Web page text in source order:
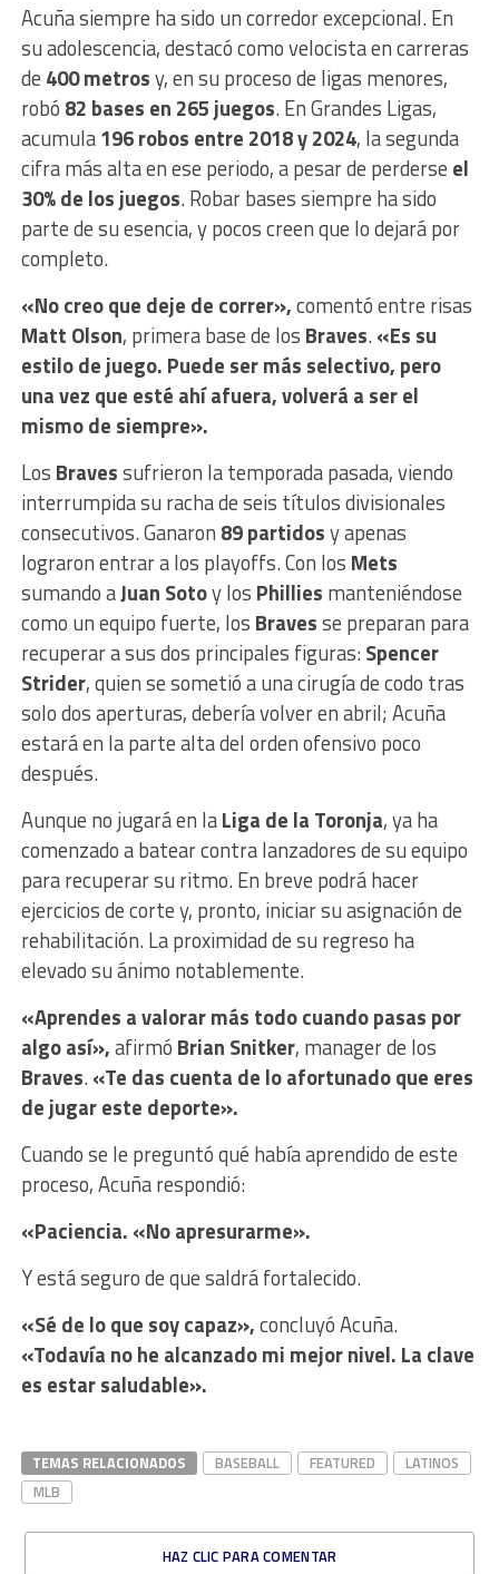
Acuña siempre ha sido un corredor excepcional. En
su adolescencia, destacó como velocista en carreras
de 400 metrosy, en su proceso de ligas menores,
robó 82 bases en 265 juegos. En Grandes Ligas,
acumula196 robos entre 2018 y 2024, la segunda
cifra más alta en ese periodo, a pesar de perderse el
30% de los juegos. Robar bases siempre ha sido
parte de su esencia, y pocos creen que lo dejará por
completo.
«No creo que deje de correr»,comentó entre risas
Matt Olson, primera base de los Braves.«Es su
estilo de juego. Puede ser más selectivo, pero
una vez que esté ahí afuera, volverá a ser el
mismo de siempre».
Los Bravessufrieron la temporada pasada, viendo
interrumpida su racha de seis títulos divisionales
consecutivos. Ganaron 89 partidosy apenas
lograron entrar a los playoffs. Con los Mets
sumando aJuan Sotoy los Phillies manteniéndose
como un equipo fuerte, los Bravesse preparan para
recuperar a sus dos principales figuras:Spencer
Strider, quien se sometió a una cirugía de codo tras
solo dos aperturas, debería volver en abril; Acuña
estará en la parte alta del orden ofensivo poco
después.
Aunque no jugará en laLiga de la Toronja, ya ha
comenzado a batear contra lanzadores de su equipo
para recuperar su ritmo. En breve podrá hacer
ejercicios de corte y, pronto, iniciar su asignación de
rehabilitación. La proximidad de su regreso ha
elevado su ánimo notablemente.
«Aprendes a valorar más todo cuando pasas por
algo así»,afirmó Brian Snitker, manager de los
Braves.«Te das cuenta de lo afortunado que eres
de jugar este deporte».
Cuando se le preguntó qué había aprendido de este
proceso, Acuña respondió:
«Paciencia. «No apresurarme».
Y está seguro de que saldrá fortalecido.
«Sé de lo que soy capaz»,concluyó Acuña.
«Todavía no he alcanzado mi mejor nivel. La clave
es estar saludable».
TEMAS RELACIONADOS BASEBALL FEATURED
LATINOS
MLB
HAZ CLIC PARA COMENTAR